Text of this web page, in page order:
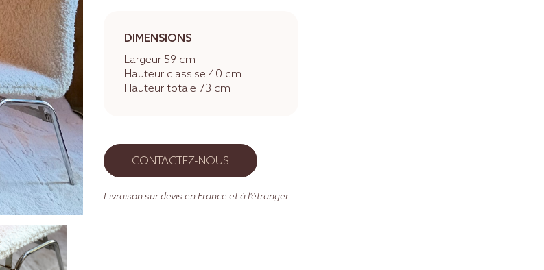
DIMENSIONS
Largeur 59 cm
Hauteur d'assise 40 cm
Hauteur totale 73 cm
CONTACTEZ-NOUS
Livraison sur devis en France et à l'étranger